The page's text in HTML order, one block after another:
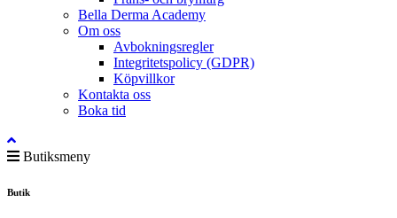
Bella Derma Academy
Om oss
Avbokningsregler
Integritetspolicy (GDPR)
Köpvillkor
Kontakta oss
Boka tid
Butiksmeny
Butik